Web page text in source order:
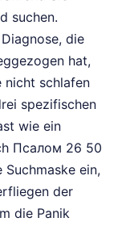
suchen.
die
hat,
nicht schlafen
spezifischen
wie ein
Псалом 26 50
ein,
der
die Panik